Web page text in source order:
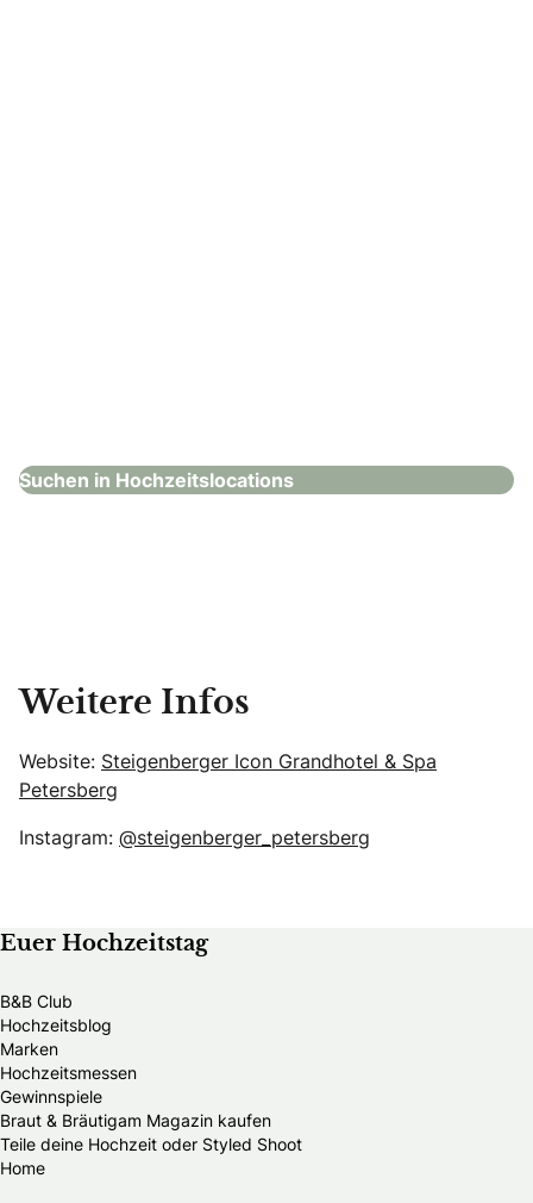
Suchen in Hochzeitslocations
Weitere Infos
Website: Steigenberger Icon Grandhotel & Spa
Petersberg
Instagram: @steigenberger_petersberg
Euer Hochzeitstag
B&B Club
Hochzeitsblog
Marken
Hochzeitsmessen
Gewinnspiele
Braut & Bräutigam Magazin kaufen
Teile deine Hochzeit oder Styled Shoot
Home